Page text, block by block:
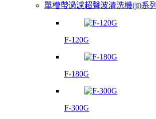
單槽帶過濾超聲波清洗機(jī)系列
F-120G
F-180G
F-300G